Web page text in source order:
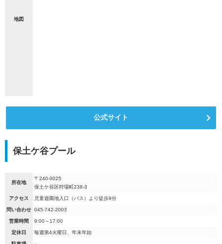
地図
公式サイト
保土ケ谷プール
所在地
〒240-0025
保土ケ谷区狩場町238-3
アクセス 児童遊園地入口（バス）より徒歩9分
問い合わせ 045-742-2003
営業時間 9:00～17:00
定休日 毎週第4火曜日、年末年始